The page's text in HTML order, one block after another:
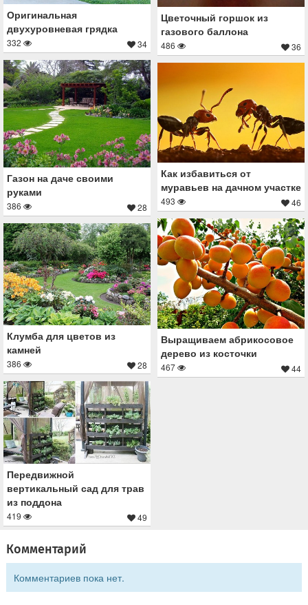
Цветочный горшок из
газового баллона
486 36
Оригинальная
двухуровневая грядка
332 34
Газон на даче своими
руками
386 28
Как избавиться от
муравьев на дачном участке
493 46
Выращиваем абрикосовое
дерево из косточки
467 44
Клумба для цветов из
камней
386 28
Передвижной
вертикальный сад для трав
из поддона
419 49
Комментарий
Комментариев пока нет.